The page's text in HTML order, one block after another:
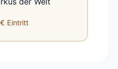
Eintritt